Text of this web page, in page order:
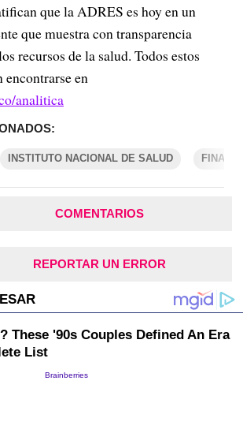
que la ADRES es hoy en un
que muestra con transparencia
recursos de la salud. Todos estos
encontrarse en
analitica
INSTITUTO NACIONAL DE SALUD
COMENTARIOS
REPORTAR UN ERROR